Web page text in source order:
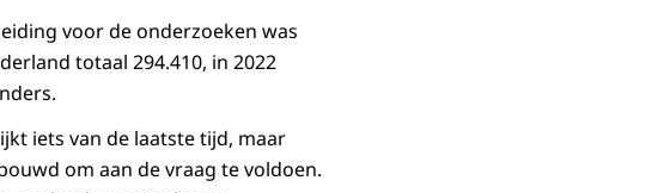
voor de onderzoeken was
totaal 294.410, in 2022
iets van de laatste tijd, maar
om aan de vraag te voldoen.